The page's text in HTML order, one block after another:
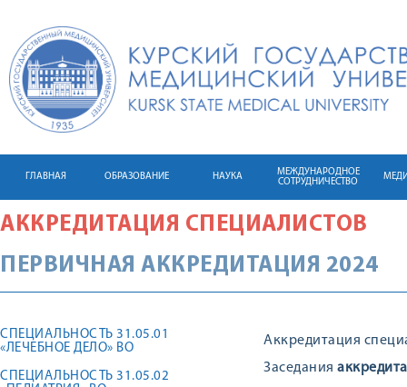
ГЛАВНАЯ ОБРАЗОВАНИЕ НАУКА
МЕЖДУНАРОДНОЕ
СОТРУДНИЧЕСТВО
АККРЕДИТАЦИЯ СПЕЦИАЛИСТОВ
ПЕРВИЧНАЯ АККРЕДИТАЦИЯ 2024
СПЕЦИАЛЬНОСТЬ 31.05.01
«ЛЕЧЕБНОЕ ДЕЛО» ВО
СПЕЦИАЛЬНОСТЬ 31.05.02
Аккредитация
Заседания